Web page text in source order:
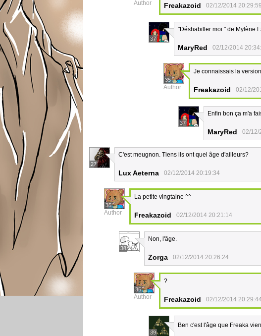
Author Freakazoid 02/12/2014 20:29:59
37
"Déshabiller moi " de Mylène
MaryRed 02/12/2014
35
Author
Je connaissais la
Freakazoid 02/12/
37
Enfin bon ça m'a
MaryRed 02/12/
27
C'est meugnon. Tiens ils ont quel âge d'ailleurs?
Lux Aeterna 02/12/2014 20:19:34
35
Author
La petite vingtaine ^^
Freakazoid 02/12/2014 20:21:14
38
Non, l'âge.
Zorga 02/12/2014 20:26:24
35
Author
?
Freakazoid 02/12/2014
39
Ben c'est l'âge que Freaka